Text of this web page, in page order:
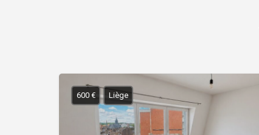
600 € Liège